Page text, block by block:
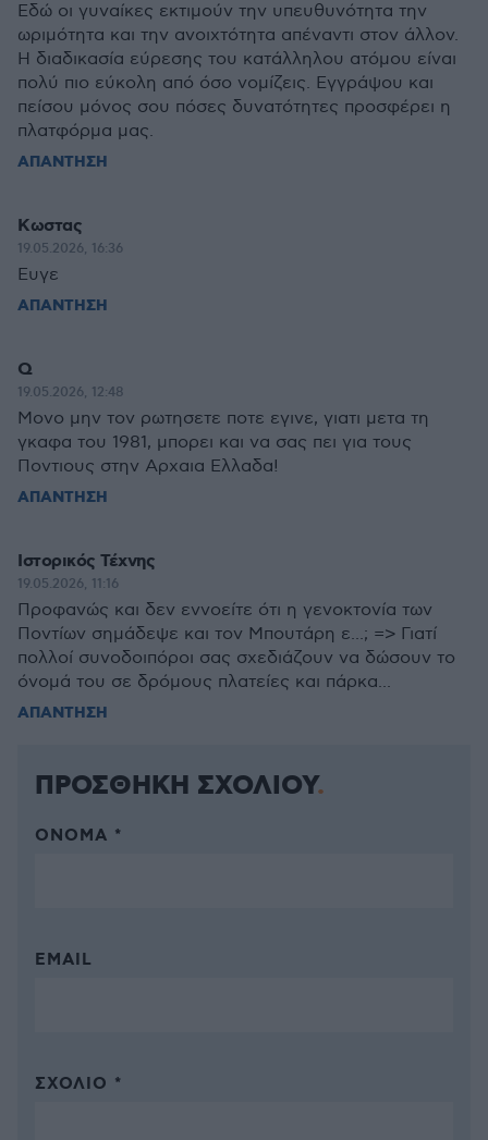
Εδώ οι γυναίκες εκτιμούν την υπευθυνότητα την
ωριμότητα και την ανοιχτότητα απέναντι στον άλλον.
Η διαδικασία εύρεσης του κατάλληλου ατόμου είναι
πολύ πιο εύκολη από όσο νομίζεις. Εγγράψου και
πείσου μόνος σου πόσες δυνατότητες προσφέρει η
πλατφόρμα μας.
ΑΠΑΝΤΗΣΗ
Κωστας
19.05.2026, 16:36
Ευγε
ΑΠΑΝΤΗΣΗ
Q
19.05.2026, 12:48
Μονο μην τον ρωτησετε ποτε εγινε, γιατι μετα τη
γκαφα του 1981, μπορει και να σας πει για τους
Ποντιους στην Αρχαια Ελλαδα!
ΑΠΑΝΤΗΣΗ
Ιστορικός Τέχνης
19.05.2026, 11:16
Προφανώς και δεν εννοείτε ότι η γενοκτονία των
Ποντίων σημάδεψε και τον Μπουτάρη ε...; => Γιατί
πολλοί συνοδοιπόροι σας σχεδιάζουν να δώσουν το
όνομά του σε δρόμους πλατείες και πάρκα...
ΑΠΑΝΤΗΣΗ
ΠΡΟΣΘΗΚΗ ΣΧΟΛΙΟΥ
ΌΝΟΜΑ *
EMAIL
ΣΧΌΛΙΟ *